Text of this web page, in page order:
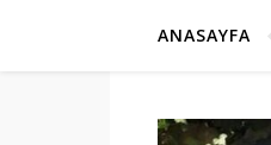
ANASAYFA